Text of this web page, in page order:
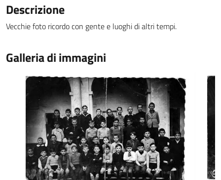
Descrizione
Vecchie foto ricordo con gente e luoghi di altri tempi.
Galleria di immagini